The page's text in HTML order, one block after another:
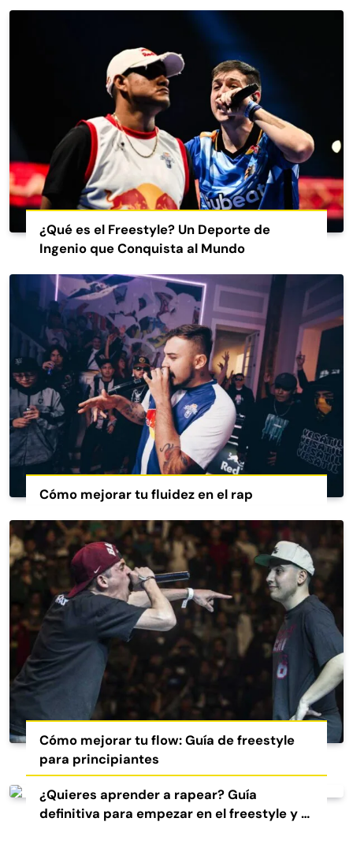
¿Qué es el Freestyle? Un Deporte de
Ingenio que Conquista al Mundo
Cómo mejorar tu fluidez en el rap
Cómo mejorar tu flow: Guía de freestyle
para principiantes
¿Quieres aprender a rapear? Guía
definitiva para empezar en el freestyle y el